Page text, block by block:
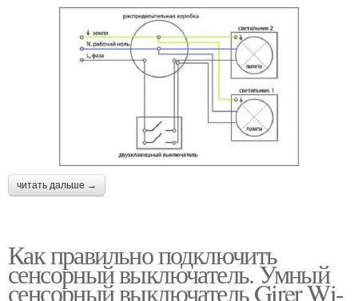
читать дальше →
Как правильно подключить
сенсорный выключатель. Умный
сенсорный выключатель Girer Wi-